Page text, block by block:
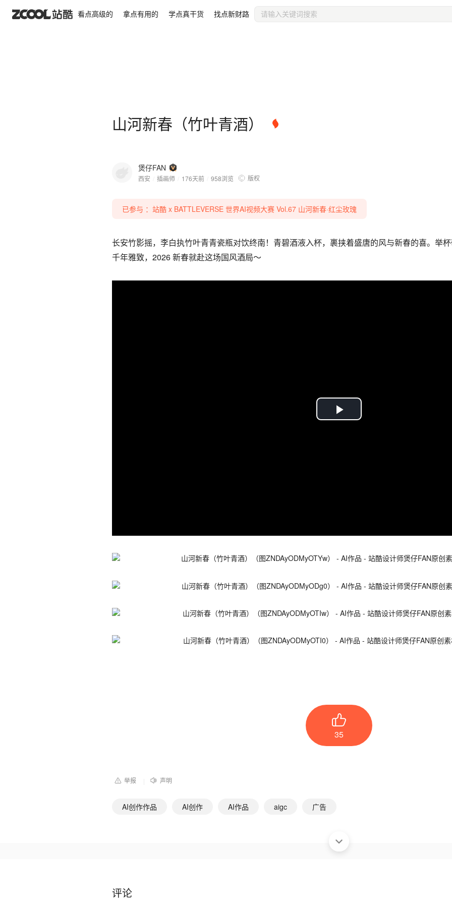
看点高级的 拿点有用的 学点真干货 找点新财路
山河新春（竹叶青酒）
煲仔FAN
西安 插画师 176天前 958浏览 版权
山河新春（竹叶青酒）
已参与 ：站酷 x BATTLEVERSE 世界AI视频大赛 Vol.67 山河新春·红尘玫瑰
长安竹影摇，李白执竹叶青青瓷瓶对饮终南！青碧酒液入杯，裹挟着盛唐的风与新春的喜。举
千年雅致，2026 新春就赴这场国风酒局～
Play
35
举报 声明
AI创作作品 AI创作 AI作品 aigc 广告
评论